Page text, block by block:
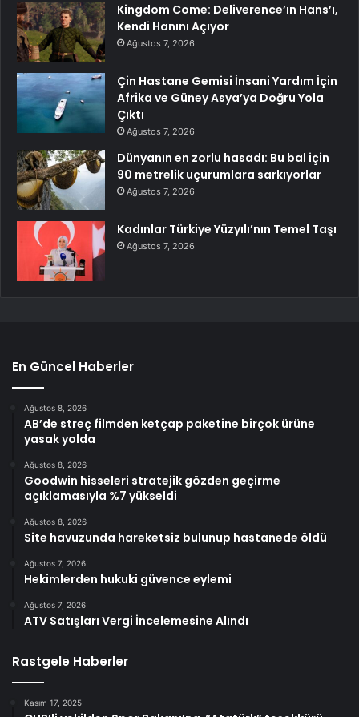
Kingdom Come: Deliverence’ın Hans’ı,
Kendi Hanını Açıyor
Ağustos 7, 2026
Çin Hastane Gemisi İnsani Yardım İçin
Afrika ve Güney Asya’ya Doğru Yola
Çıktı
Ağustos 7, 2026
Dünyanın en zorlu hasadı: Bu bal için
90 metrelik uçurumlara sarkıyorlar
Ağustos 7, 2026
Kadınlar Türkiye Yüzyılı’nın Temel Taşı
Ağustos 7, 2026
En Güncel Haberler
Ağustos 8, 2026
AB’de streç filmden ketçap paketine birçok ürüne
yasak yolda
Ağustos 8, 2026
Goodwin hisseleri stratejik gözden geçirme
açıklamasıyla %7 yükseldi
Ağustos 8, 2026
Site havuzunda hareketsiz bulunup hastanede öldü
Ağustos 7, 2026
Hekimlerden hukuki güvence eylemi
Ağustos 7, 2026
ATV Satışları Vergi İncelemesine Alındı
Rastgele Haberler
Kasım 17, 2025